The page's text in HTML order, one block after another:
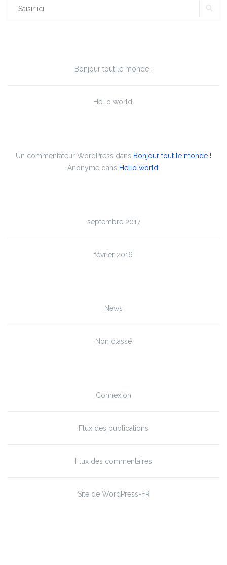
Rechercher :
Bonjour tout le monde !
Hello world!
Un commentateur WordPress dans Bonjour tout le monde !
Anonyme dans Hello world!
septembre 2017
février 2016
News
Non classé
Connexion
Flux des publications
Flux des commentaires
Site de WordPress-FR